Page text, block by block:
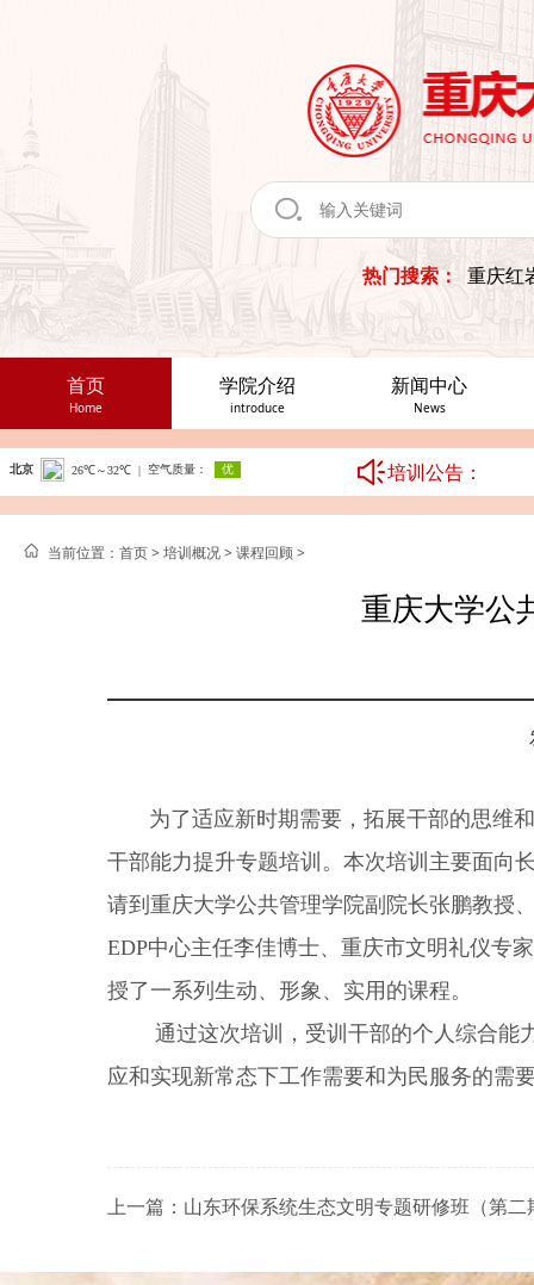
热门搜索： 重庆红
首页
Home
学院介绍
introduce
新闻中心
News
培训公告：
当前位置： 首页 > 培训概况> 课程回顾>
重庆大学公
为了适应新时期需要，拓展干部的思维
干部能力提升专题培训。本次培训主要面向
请到重庆大学公共管理学院副院长张鹏教授
EDP中心主任李佳博士、重庆市文明礼仪专
授了一系列生动、形象、实用的课程。
通过这次培训，受训干部的个人综合能力
应和实现新常态下工作需要和为民服务的需
上一篇：山东环保系统生态文明专题研修班（第二